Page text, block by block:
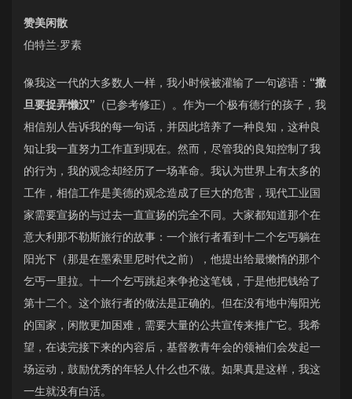
赞美闲散
伯特兰·罗素
像我这一代的大多数人一样，我小时候被灌输了一句谚语： “撒
旦要捉弄懒汉” （已参考修正）。作为一个极有德行的孩子，我
相信别人告诉我的每一句话，并因此培养了一种良知，这种良
知让我一直努力工作直到现在。然而，尽管我的良知控制了我
的行为，我的观念却经历了一场革命。我认为世界上有太多的
工作，相信工作是美德的观念造成了巨大的危害，现代工业国
家需要宣扬的与过去一直宣扬的完全不同。大家都知道那个在
意大利那不勒斯旅行的故事：一个旅行者看到十二个乞丐躺在
阳光下（那是在墨索里尼时代之前），他提出给最懒惰的那个
乞丐一里拉。十一个乞丐跳起来争抢这笔钱，于是他把钱给了
第十二个。这个旅行者的做法是正确的。但在没有地中海阳光
的国家，闲散更加困难，需要大量的公共宣传来推广它。我希
望，在读完接下来的内容后，基督教青年会的领袖们会发起一
场运动，鼓励优秀的年轻人什么也不做。如果真是这样，我这
一生就没有白活。